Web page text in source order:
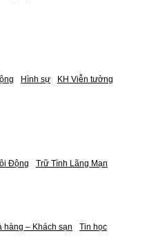
Hình sự KH Viễn tưởng
Động Trữ Tình Lãng Mạn
hàng – Khách sạn Tin học